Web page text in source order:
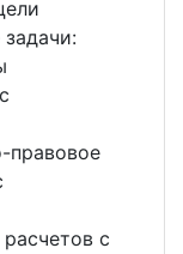
правовое
с